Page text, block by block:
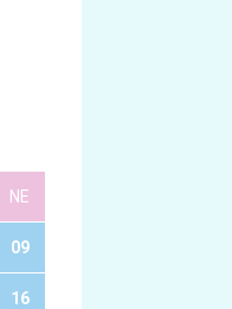
NE
09
16